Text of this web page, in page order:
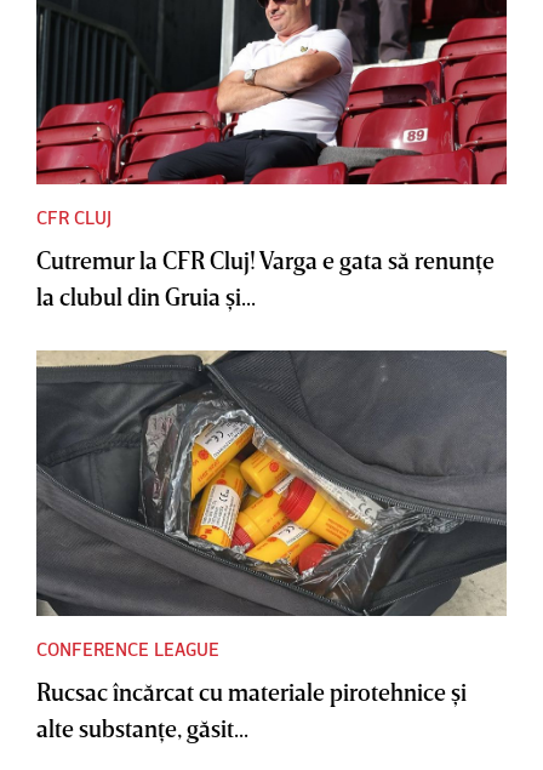
CFR CLUJ
Cutremur la CFR Cluj! Varga e gata să renunţe
la clubul din Gruia şi...
CONFERENCE LEAGUE
Rucsac încărcat cu materiale pirotehnice şi
alte substanţe, găsit...